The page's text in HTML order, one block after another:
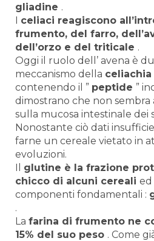
gliadine .
I celiaci reagiscono
frumento, del farro,
dell’orzo e del triticale .
Oggi il ruolo dell’ avena è
meccanismo della celiachia
contenendo il ” peptide ”
dimostrano che non sembra
sulla mucosa intestinale dei
Nonostante ciò dati
farne un cereale vietato in
evoluzioni.
Il glutine è la frazione
chicco di alcuni cereali ed
componenti fondamentali :
.
La farina di frumento ne
15% del suo peso . Come